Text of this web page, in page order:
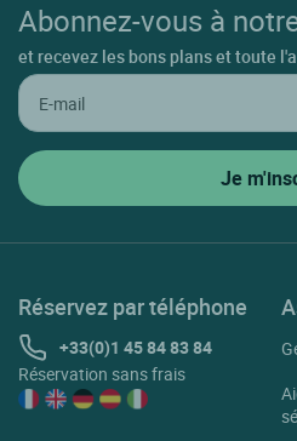
Abonnez-vous à
et recevez les bons plans et toute
Réservez par téléphone
+33(0)1 45 84 83 84
Réservation sans frais